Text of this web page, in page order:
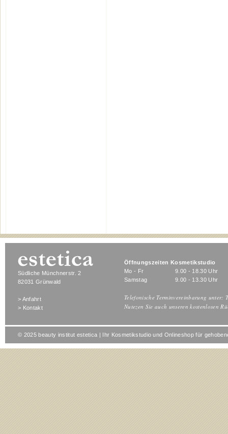
Südliche Münchnerstr. 2
82031 Grünwald
> Anfahrt
> Kontakt
Öffnungszeiten Kosmetikstudio
Mo - Fr
9.00 - 18.30 Uhr
Samstag
9.00 - 13.30 Uhr
Telefonische Terminvereinbarung unter:
Nutezen Sie auch unseren kostenlosen
© 2025 beauty institut estetica | Ihr Kosmetikstudio und Onlineshop für